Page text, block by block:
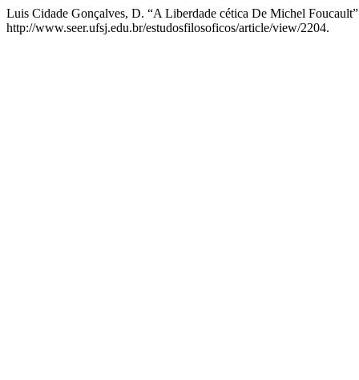
Luis Cidade Gonçalves, D. “A Liberdade cética De Michel
http://www.seer.ufsj.edu.br/estudosfilosoficos/article/view/2204.